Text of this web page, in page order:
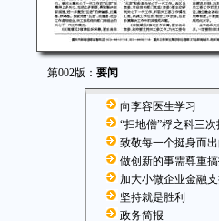
第002版： 要闻
向李容医生学习
“扫地僧”桴之科三
致敬每一个挺身而
做创新的事需尊重
加大小微企业金融
坚持就是胜利
政务简报